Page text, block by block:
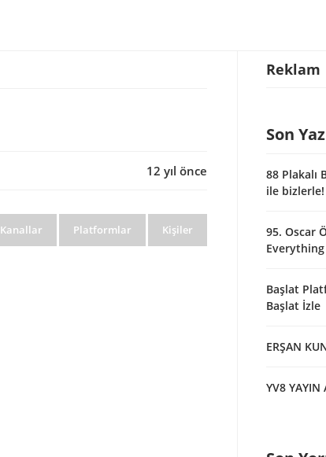
12 yıl önce
Kişiler
Platformlar
Kanallar
Reklam
Son
88 Plakalı
ile bizlerle!
95. Oscar
Başlat
Başlat İzle
ERŞAN
YV8 YAYIN